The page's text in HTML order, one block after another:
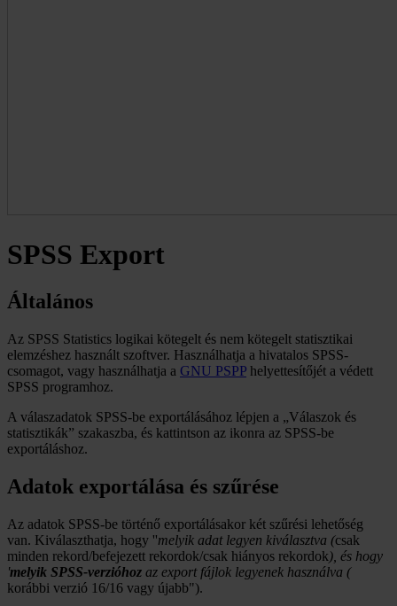
SPSS Export
Általános
Az SPSS Statistics logikai kötegelt és nem kötegelt statisztikai
elemzéshez használt szoftver. Használhatja a hivatalos SPSS-
csomagot, vagy használhatja a GNU PSPP helyettesítőjét a védett
SPSS programhoz.
A válaszadatok SPSS-be exportálásához lépjen a „Válaszok és
statisztikák” szakaszba, és kattintson az ikonra az SPSS-be
exportáláshoz.
Adatok exportálása és szűrése
Az adatok SPSS-be történő exportálásakor két szűrési lehetőség
van. Kiválaszthatja, hogy ''melyik adat legyen kiválasztva (csak
minden rekord/befejezett rekordok/csak hiányos rekordok), és hogy
'melyik SPSS-verzióhoz az export fájlok legyenek használva (
korábbi verzió 16/16 vagy újabb").